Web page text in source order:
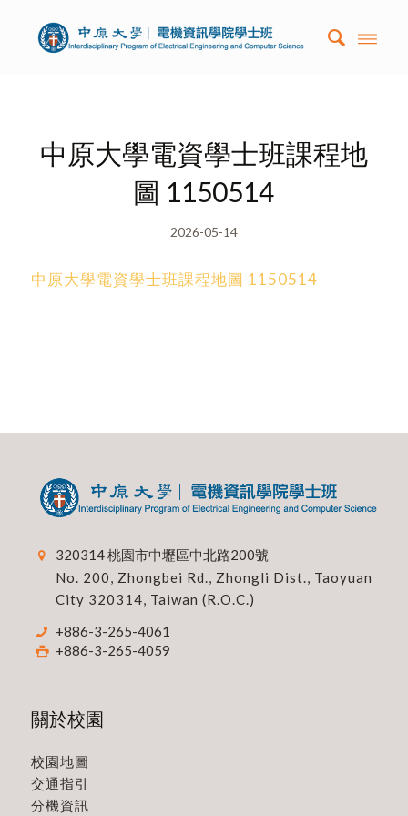
中原大學電資學士班課程地
圖 1150514
2026-05-14
中原大學電資學士班課程地圖 1150514
320314 桃園市中壢區中北路200號
No. 200, Zhongbei Rd., Zhongli Dist., Taoyuan
City 320314, Taiwan (R.O.C.)
+886-3-265-4061
+886-3-265-4059
關於校園
校園地圖
交通指引
分機資訊